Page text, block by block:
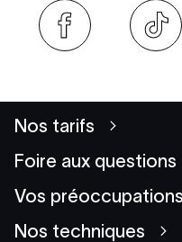
Nos tarifs
Foire aux questions
Vos préoccupations
Nos techniques